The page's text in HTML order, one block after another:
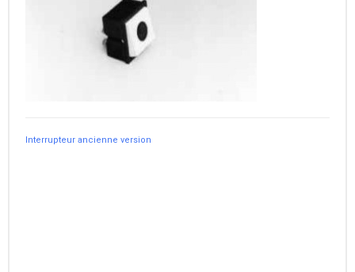
Interrupteur ancienne version